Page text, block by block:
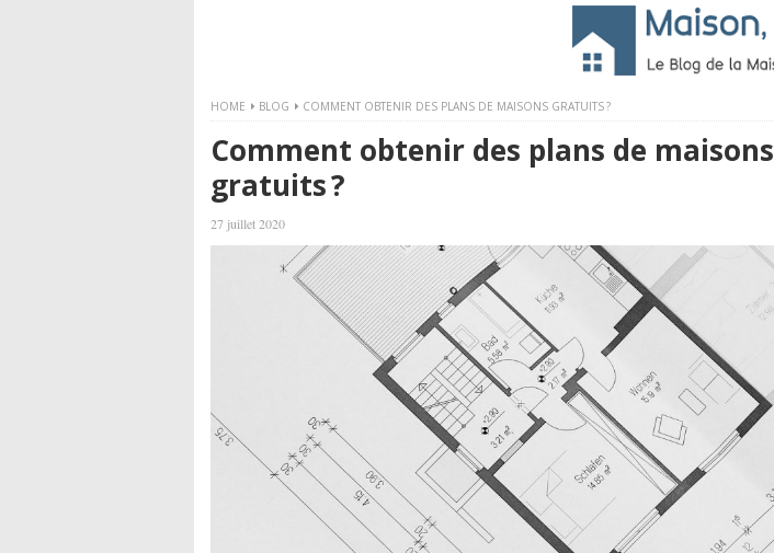
HOME BLOG COMMENT OBTENIR DES PLANS DE MAISONS GRATUITS ?
Comment obtenir des plans de maisons
gratuits ?
27 juillet 2020